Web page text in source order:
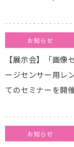
お知らせ
【展示会】「画像
ージセンサー用レ
てのセミナーを開
お知らせ